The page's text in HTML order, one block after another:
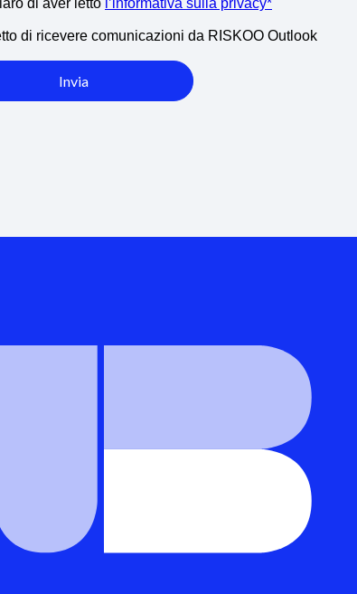
di aver letto l’informativa sulla privacy*
di ricevere comunicazioni da RISKOO Outlook
Invia